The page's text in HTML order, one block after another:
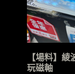
【場料】
玩磁軸